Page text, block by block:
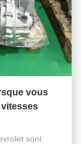
vous
sont